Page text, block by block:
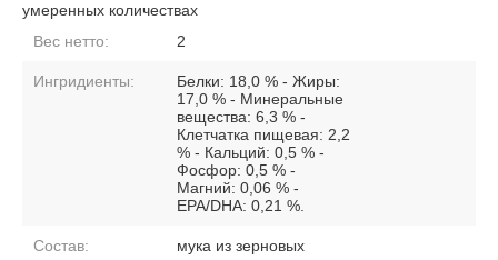
умеренных количествах
Вес нетто:
2
Ингридиенты:
Белки: 18,0 % - Жиры:
17,0 % - Минеральные
вещества: 6,3 % -
Клетчатка пищевая: 2,2
% - Кальций: 0,5 % -
Фосфор: 0,5 % -
Магний: 0,06 % -
EPA/DHA: 0,21 %.
Состав:
мука из зерновых